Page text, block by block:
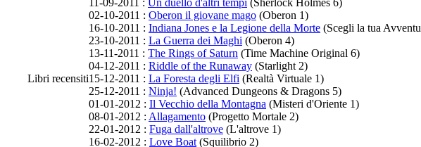
Libri recensiti
02-10-2011 : Oberon il giovane mago (Oberon 1)
16-10-2011 : Indiana Jones e la Legione della Morte (Scegli la tua
23-10-2011 : La Guerra dei Maghi (Oberon 4)
13-11-2011 : The Rings of Saturn (Time Machine Original 6)
04-12-2011 : Riddle of the Runaway (Starlight 2)
15-12-2011 : La Foresta degli Elfi (Realtà Virtuale 1)
25-12-2011 : Ninja! (Advanced Dungeons & Dragons 5)
01-01-2012 : Il Vecchio della Montagna (Misteri d'Oriente 1)
08-01-2012 : Allagamento (Progetto Mortale 2)
22-01-2012 : Fuga dall'altrove (L'altrove 1)
16-02-2012 : Love Boat (Squilibrio 2)